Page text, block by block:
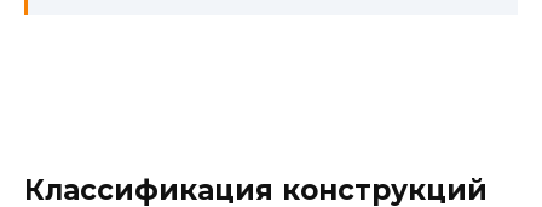
Классификация конструкций